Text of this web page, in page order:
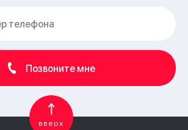
Позвоните мне
вверх